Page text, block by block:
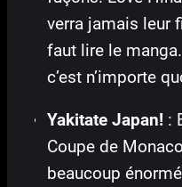
verra jamais leur
faut lire le
c’est n’importe
Yakitate Japan! :
Coupe de
beaucoup